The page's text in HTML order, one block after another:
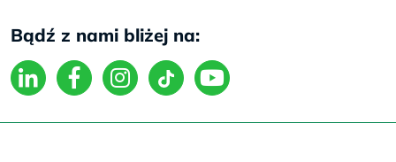
Bądź z nami bliżej na: